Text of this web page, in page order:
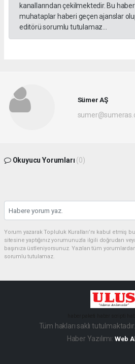
kanallarından çekilmektedir. Bu
muhataplar haberi geçen ajanslar
editörü sorumlu tutulamaz...
Sümer AŞ
Okuyucu Yorumları (0)
Yorum yazarak Topluluk Kuralları’nı kabul etmiş
sitesine yaptığınız yorumunuzla ilgili doğrudan
başınıza üstleniyorsunuz. Yazılan tüm
sorumlu tutulamaz.
Tüm hakları saklı
Haber Yazılımı: Web